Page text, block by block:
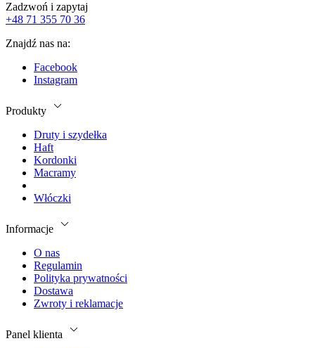
Zadzwoń i zapytaj
+48 71 355 70 36
Znajdź nas na:
Facebook
Instagram
Produkty
Druty i szydełka
Haft
Kordonki
Macramy
Włóczki
Informacje
O nas
Regulamin
Polityka prywatności
Dostawa
Zwroty i reklamacje
Panel klienta